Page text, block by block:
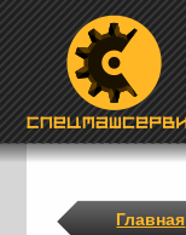
Главная